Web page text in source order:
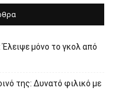
μόνο το γκολ από
της: Δυνατό φιλικό με